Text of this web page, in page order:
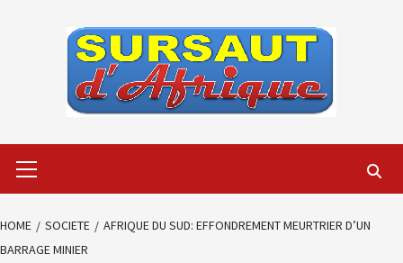
Menu
HOME SOCIETE
AFRIQUE DU SUD: EFFONDREMENT MEURTRIER D’UN
BARRAGE MINIER